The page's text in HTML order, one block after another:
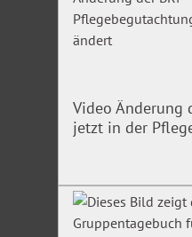
Sozialrecht.
Video Änderung
jetzt in der